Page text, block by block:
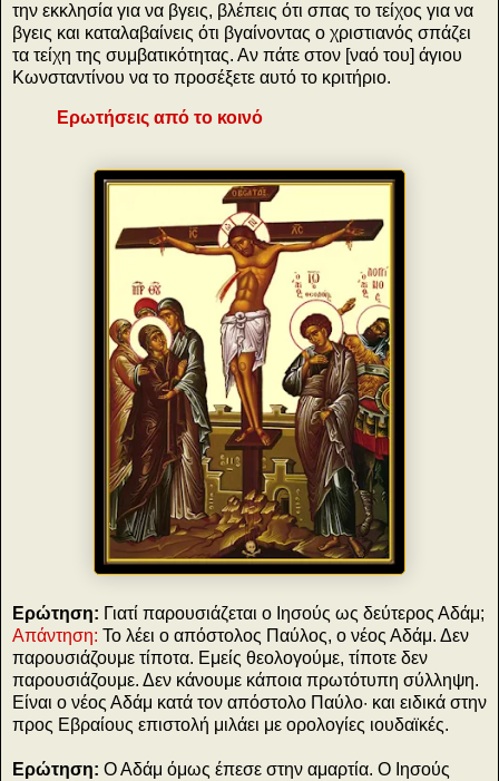
την εκκλησία για να βγεις, βλέπεις ότι σπας το τείχος για να
βγεις και καταλαβαίνεις ότι βγαίνοντας ο χριστιανός σπάζει
τα τείχη της συμβατικότητας. Αν πάτε στον [ναό του] άγιου
Κωνσταντίνου να το προσέξετε αυτό το κριτήριο.
Ερωτήσεις από το κοινό
Ερώτηση: Γιατί παρουσιάζεται ο Ιησούς ως δεύτερος Αδάμ;
Απάντηση: Το λέει ο απόστολος Παύλος, ο νέος Αδάμ. Δεν
παρουσιάζουμε τίποτα. Εμείς θεολογούμε, τίποτε δεν
παρουσιάζουμε. Δεν κάνουμε κάποια πρωτότυπη σύλληψη.
Είναι ο νέος Αδάμ κατά τον απόστολο Παύλο· και ειδικά στην
προς Εβραίους επιστολή μιλάει με ορολογίες ιουδαϊκές.
Ερώτηση: Ο Αδάμ όμως έπεσε στην αμαρτία. Ο Ιησούς